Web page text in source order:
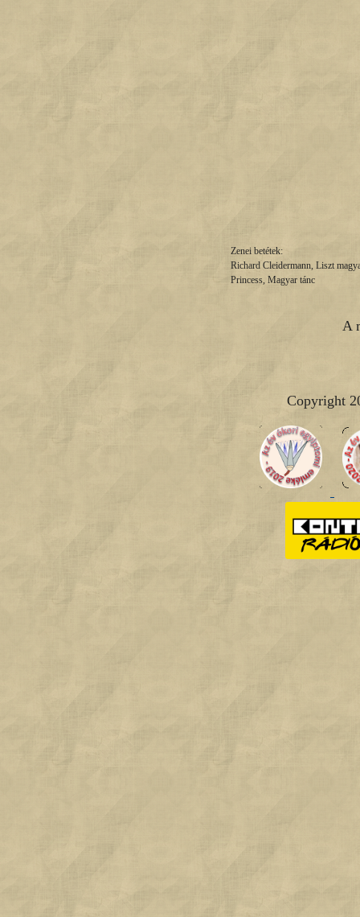
Zenei betétek:
Richard Cleidermann, Liszt
Princess, Magyar tánc
A
Copyright